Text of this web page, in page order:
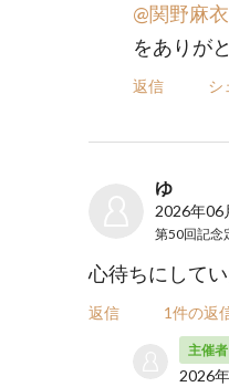
@関野麻衣
をありが
返信 シ
ゆ
2026年06
心待ちにして
返信 1件の返
主催者
2026